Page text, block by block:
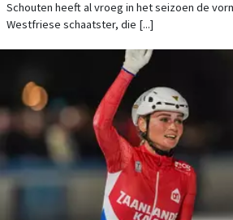
Schouten heeft al vroeg in het seizoen de
Westfriese schaatster, die [...]